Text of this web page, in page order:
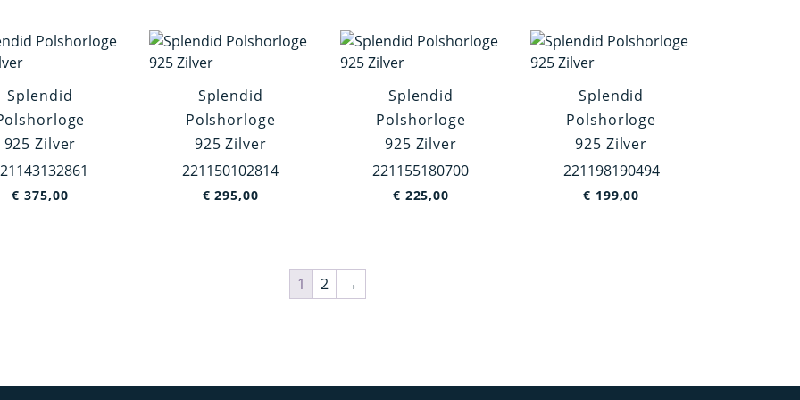
Splendid
925 Zilver
€ 375,00
Splendid
Polshorloge
925 Zilver
221150102814
€ 295,00
Splendid
Polshorloge
925 Zilver
221155180700
€ 225,00
Splendid
Polshorloge
925 Zilver
221198190494
€ 199,00
1 2 →